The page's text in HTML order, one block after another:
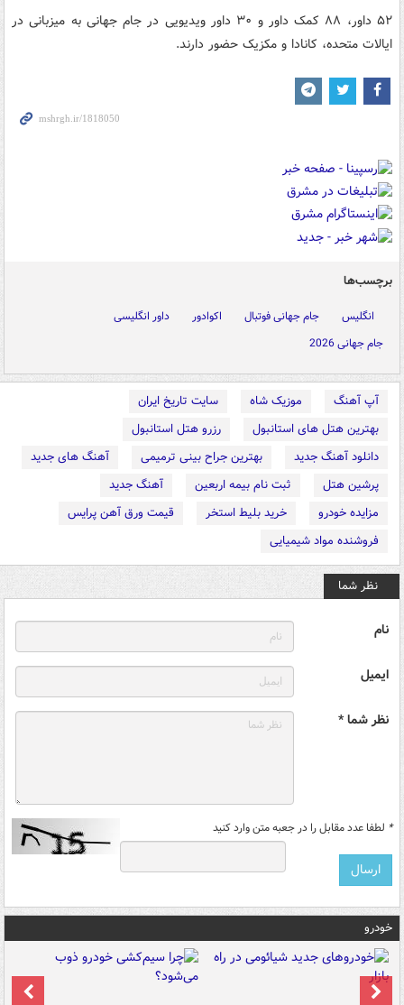
۵۲ داور، ۸۸ کمک داور و ۳۰ داور ویدیویی در جام جهانی به میزبانی در
ایالات متحده، کانادا و مکزیک حضور دارند.
برچسب‌ها
انگلیس جام جهانی فوتبال اکوادور
داور انگلیسی
جام جهانی 2026
آپ آهنگ موزیک شاه
سایت تاریخ ایران
بهترین هتل های استانبول
رزرو هتل استانبول
دانلود آهنگ جدید
بهترین جراح بینی ترمیمی
آهنگ های جدید
پرشین هتل
ثبت نام بیمه اربعین
آهنگ جدید
مزایده خودرو
خرید بلیط استخر
قیمت ورق آهن پرایس
فروشنده مواد شیمیایی
نظر شما
نام
ایمیل
نظر شما *
* لطفا عدد مقابل را در جعبه متن وارد کنید
خودرو